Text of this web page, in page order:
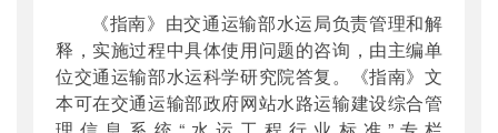
公文类型： 部公告通告
《指南》由交通运输部水运局负责管理和解
释，实施过程中具体使用问题的咨询，由主编单
位交通运输部水运科学研究院答复。《指南》文
本可在交通运输部政府网站水路运输建设综合管